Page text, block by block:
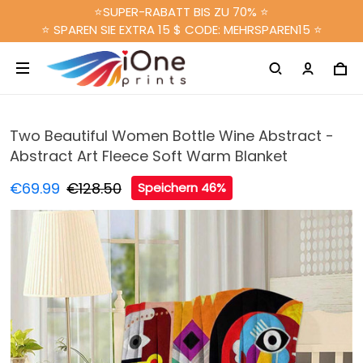
⭐SUPER-RABATT BIS ZU 70% ⭐
⭐ SPAREN SIE EXTRA 15 $ CODE: MEHRSPAREN15 ⭐
Two Beautiful Women Bottle Wine Abstract -
Abstract Art Fleece Soft Warm Blanket
€69.99 €128.50 Speichern 46%